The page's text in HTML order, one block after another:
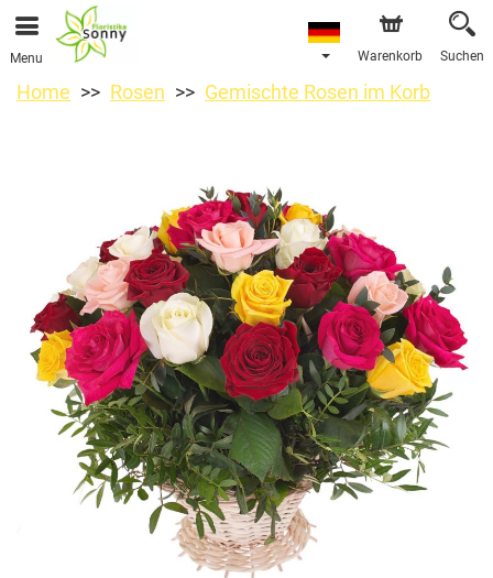
Menu Warenkorb Suchen
Home Rosen Gemischte Rosen im Korb